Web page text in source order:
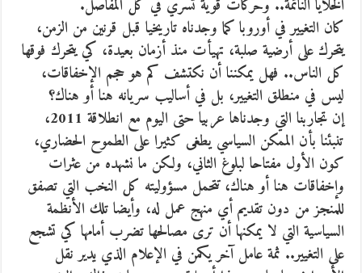
الخلايا النائمة.. وحركات قوية تسري في كل المفاصل.
كان التغيير في أوروبا كما وجدناه تاريخيا قبل قرنين من الزمن،
يتحرك على أرضية صلبة، تهيأت منذ أزمان بعيدة، كي يتحرك فوقها
كل الناس.. فهل يمكننا أن نكتشف كم هو حجم الإخفاقات،
ليس في منطلق التغيير، بل في أساليب سريانه هنا أو هناك؟
إن تجاربنا التي وجدناها عربيا حتى اليوم مع انطلاقة ‬2011،
تنبئنا بأن الممكن السياسي يطغى كثيرا على الطموح الحضاري،
كون الأول مفتاحا لبلوغ الثاني، ولكن ما نشهده من عثرات
وإخفاقات هنا أو هناك، تتحمل مسؤوليته كل النخب التي تصفق
للمنجز من دون تقديم أي منهج عمل له، وأيضا تلك الأنظمة
السياسية التي لا يمكنها أن ترى مصالحها تضرب أمامها كي تشجع
على التغيير.. ثمة عامل آخر يكمن في الإعلام الذي يدير نقل